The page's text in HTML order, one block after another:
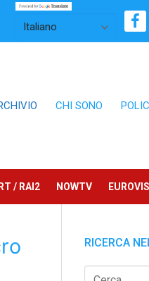
CHI SONO
/ RAI2 NOWTV
RICERCA
Cerca: